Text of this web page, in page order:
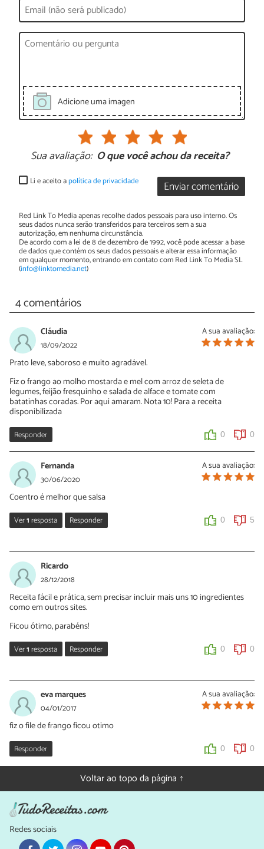
Adicione uma imagen
Sua avaliação: O que você achou da receita?
Enviar comentário
Li e aceito apolítica de privacidade
Red Link To Media apenas recolhe dados pessoais para uso interno. Os
seus dados nunca serão transferidos para terceiros sem a sua
autorização, em nenhuma circunstância.
De acordo com a lei de 8 de dezembro de 1992, você pode acessar a base
de dados que contém os seus dados pessoais e alterar essa informação
em qualquer momento, entrando em contato com Red Link To Media SL
(info@linktomedia.net)
4 comentários
A sua avaliação:
Cláudia
18/09/2022
Prato leve, saboroso e muito agradável.
Fiz o frango ao molho mostarda e mel com arroz de seleta de
legumes, feijão fresquinho e salada de alface e tomate com
batatinhas coradas. Por aqui amaram. Nota 10! Para a receita
disponibilizada
Responder 0 0
A sua avaliação:
Fernanda
30/06/2020
Coentro é melhor que salsa
Ver1resposta Responder 0 5
21/11/2021
Não é não.
0
Ricardo
28/12/2018
Receita fácil e prática, sem precisar incluir mais uns 10 ingredientes
como em outros sites.
Ficou ótimo, parabéns!
Ver1resposta Responder 0 0
02/01/2019
Oi Ricardo, que bom que você gostou da nossa receita! Obrigada
pelo seu comentário e continue preparando nossas sugestões 🙂
A sua avaliação:
eva marques
04/01/2017
fiz o file de frango ficou otimo
Responder 0 0
Voltar ao topo da página ↑
Redes sociais